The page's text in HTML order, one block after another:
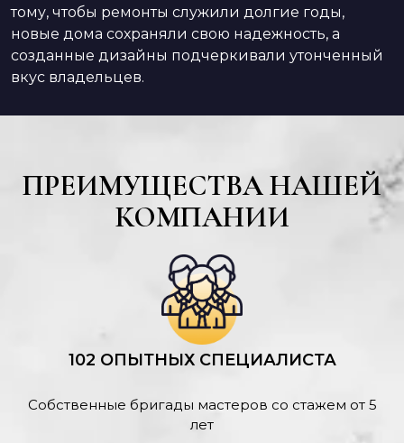
тому, чтобы ремонты служили долгие годы,
новые дома сохраняли свою надежность, а
созданные дизайны подчеркивали утонченный
вкус владельцев.
ПРЕИМУЩЕСТВА НАШЕЙ
КОМПАНИИ
102 ОПЫТНЫХ СПЕЦИАЛИСТА
Собственные бригады мастеров со стажем от 5
лет